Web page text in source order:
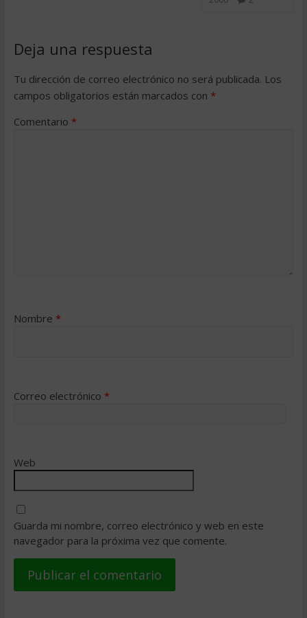
Deja una respuesta
Tu dirección de correo electrónico no será publicada. Los
campos obligatorios están marcados con *
Comentario *
Nombre *
Correo electrónico *
Web
Guarda mi nombre, correo electrónico y web en este
navegador para la próxima vez que comente.